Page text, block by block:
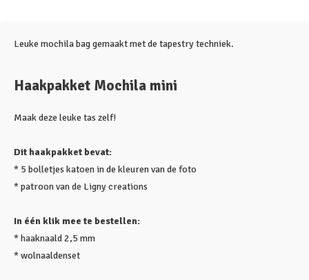
Leuke mochila bag gemaakt met de tapestry techniek.
Haakpakket Mochila mini
Maak deze leuke tas zelf!
Dit haakpakket bevat:
* 5 bolletjes katoen in de kleuren van de foto
* patroon van de Ligny creations
In één klik mee te bestellen:
* haaknaald 2,5 mm
* wolnaaldenset